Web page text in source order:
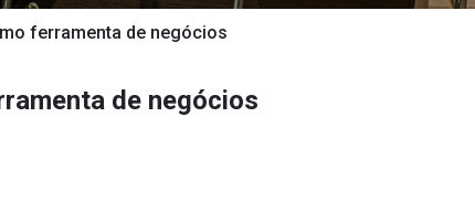
ferramenta de negócios
de negócios